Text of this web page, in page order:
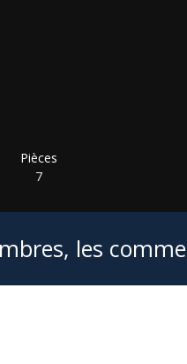
Pièces
7
les